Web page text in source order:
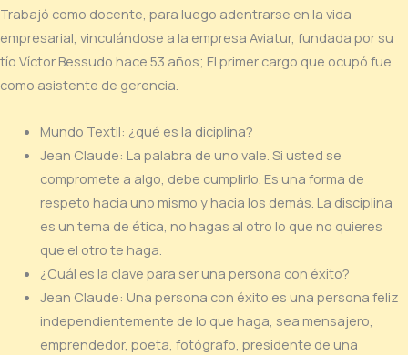
Trabajó como docente, para luego adentrarse en la vida
empresarial, vinculándose a la empresa Aviatur, fundada por su
tío Víctor Bessudo hace 53 años; El primer cargo que ocupó fue
como asistente de gerencia.
Mundo Textil: ¿qué es la diciplina?
Jean Claude: La palabra de uno vale. Si usted se
compromete a algo, debe cumplirlo. Es una forma de
respeto hacia uno mismo y hacia los demás. La disciplina
es un tema de ética, no hagas al otro lo que no quieres
que el otro te haga.
¿Cuál es la clave para ser una persona con éxito?
Jean Claude: Una persona con éxito es una persona feliz
independientemente de lo que haga, sea mensajero,
emprendedor, poeta, fotógrafo, presidente de una